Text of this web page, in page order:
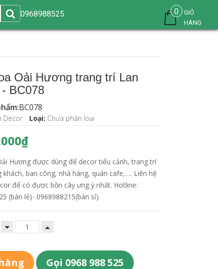
0968988525 0
GIỎ
HÀNG
Oải Hương trang trí Lan
BC078
BC078
Decor Loại: Chưa phân loại
Hương được dùng để decor tiểu cảnh, trang trí
khách, ban công, nhà hàng, quán cafe,…. Liên hệ
để có được bồn cây ưng ý nhất. Hotline:
(bán lẻ)- 0968988215(bán sỉ)
Gọi 0968 988 525